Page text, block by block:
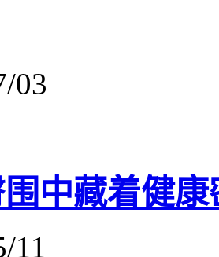
03
中藏着健
11